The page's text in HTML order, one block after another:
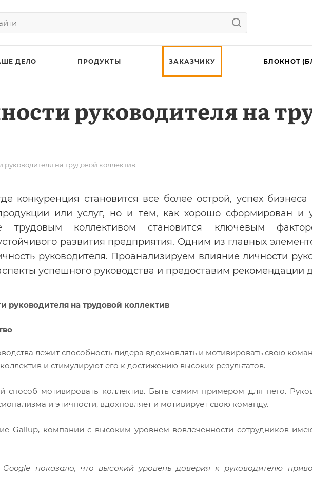
ДЕЛО ПРОДУКТЫ ЗАКАЗЧИКУ БЛОКНОТ
руководителя на
руководителя на трудовой коллектив
конкуренция становится все более острой, успех
или услуг, но и тем, как хорошо сформирован и
трудовым коллективом становится ключевым
развития предприятия. Одним из главных
руководителя. Проанализируем влияние личности
успешного руководства и предоставим рекомендации
руководителя на трудовой коллектив
лежит способность лидера вдохновлять и мотивировать свою
и стимулируют его к достижению высоких результатов.
мотивировать коллектив. Быть самим примером для него.
и этичности, вдохновляет и мотивирует свою команду.
Gallup, компании с высоким уровнем вовлеченности сотрудников
показало, что высокий уровень доверия к руководителю